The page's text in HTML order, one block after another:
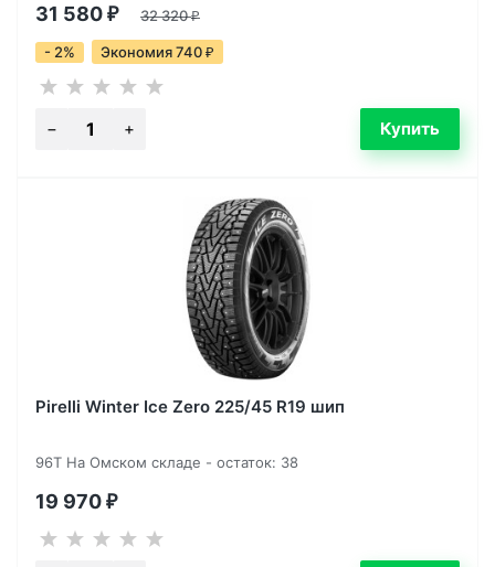
31 580 ₽ 32 320₽
- 2% Экономия 740 ₽
Pirelli Winter Ice Zero 225/45 R19 шип
96T На Омском складе - остаток: 38
19 970 ₽